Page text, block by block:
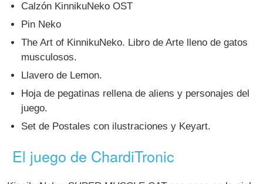
Calzón KinnikuNeko OST
Pin Neko
The Art of KinnikuNeko. Libro de Arte lleno de gatos
musculosos.
Llavero de Lemon.
Hoja de pegatinas rellena de aliens y personajes del
juego.
Set de Postales con ilustraciones y Keyart.
El juego de ChardiTronic